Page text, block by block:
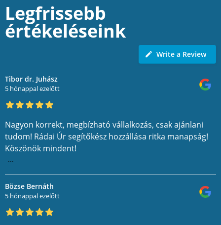
Legfrissebb
értékeléseink
Write a Review
Tibor dr. Juhász
5 hónappal ezelőtt
Nagyon korrekt, megbízható vállalkozás, csak ajánlani
tudom! Rádai Úr segítőkész hozzállása ritka manapság!
Köszönök mindent!
...
Bözse Bernáth
5 hónappal ezelőtt